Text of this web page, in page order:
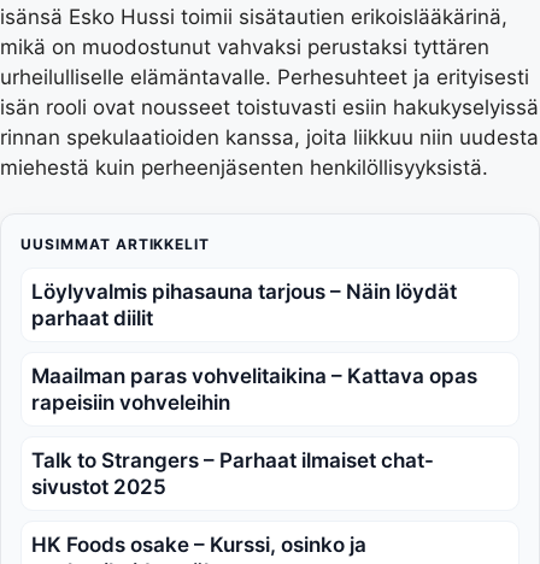
isänsä Esko Hussi toimii sisätautien erikoislääkärinä,
mikä on muodostunut vahvaksi perustaksi tyttären
urheilulliselle elämäntavalle. Perhesuhteet ja erityisesti
isän rooli ovat nousseet toistuvasti esiin hakukyselyissä
rinnan spekulaatioiden kanssa, joita liikkuu niin uudesta
miehestä kuin perheenjäsenten henkilöllisyyksistä.
UUSIMMAT ARTIKKELIT
Löylyvalmis pihasauna tarjous – Näin löydät
parhaat diilit
Maailman paras vohvelitaikina – Kattava opas
rapeisiin vohveleihin
Talk to Strangers – Parhaat ilmaiset chat-
sivustot 2025
HK Foods osake – Kurssi, osinko ja